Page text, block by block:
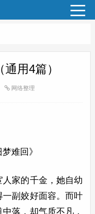
用4篇）
网络整理
难回》
家的千金，她自幼
副姣好面容。而叶
落，却气质不凡，